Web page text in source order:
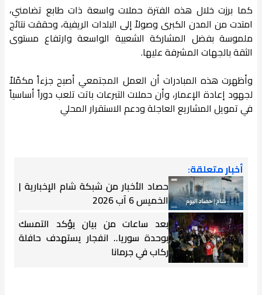
كما برزت خلال هذه الفترة حملات واسعة ذات طابع تضامني،
امتدت من المدن الكبرى وصولاً إلى البلدات الريفية، وحققت نتائج
ملموسة بفضل المشاركة الشعبية الواسعة وارتفاع مستوى
الثقة بالجهات المشرفة عليها.
وأظهرت هذه المبادرات أن العمل المجتمعي أصبح جزءاً مكمّلاً
لجهود إعادة الإعمار، وأن حملات التبرعات باتت تلعب دوراً أساسياً
في تمويل المشاريع العاجلة ودعم الاستقرار المحلي
أخبار متعلقة:
حصاد الأخبار من شبكة شام الإخبارية |
الخميس 6 آب 2026
بعد ساعات من بيان يؤكد التمسك
بوحدة سوريا.. انفجار يستهدف حافلة
ركاب في جرمانا